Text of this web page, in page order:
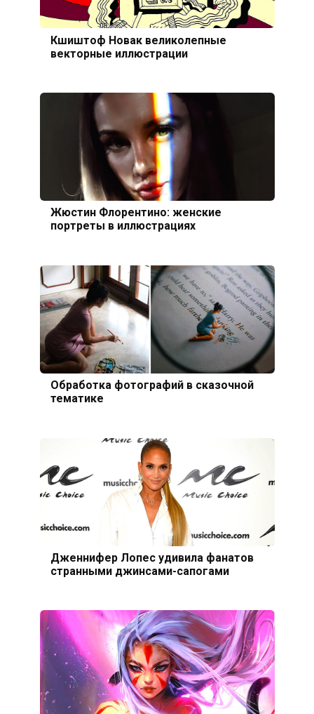
Кшиштоф Новак великолепные
векторные иллюстрации
Жюстин Флорентино: женские
портреты в иллюстрациях
Обработка фотографий в сказочной
тематике
Дженнифер Лопес удивила фанатов
странными джинсами-сапогами